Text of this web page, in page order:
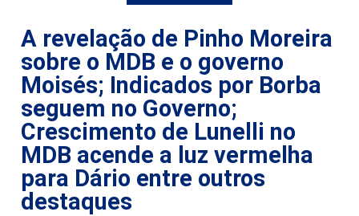
A revelação de Pinho Moreira
sobre o MDB e o governo
Moisés; Indicados por Borba
seguem no Governo;
Crescimento de Lunelli no
MDB acende a luz vermelha
para Dário entre outros
destaques